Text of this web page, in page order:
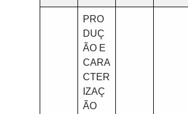
PRO
DUÇ
ÃO E
CARA
CTER
IZAÇ
ÃO